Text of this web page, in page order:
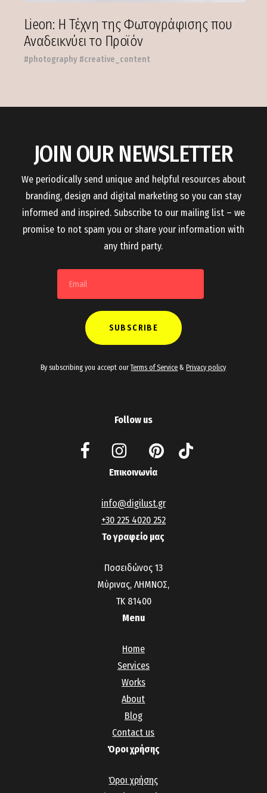
Lieon: Η Τέχνη της Φωτογράφισης που
Αναδεικνύει το Προϊόν
#photography #creative_content
JOIN OUR NEWSLETTER
We periodically send unique and helpful resources about
branding, design and digital marketing so you can stay
informed and inspired. Subscribe to our mailing list – we
promise to not spam you or share your information with
any third party.
By subscribing you accept ourTerms of Service & Privacy policy
Όροι χρήσης
Όροι χρήσης
Menu
Home
Services
Works
About
Blog
Contact us
Το γραφείο μας
Ποσειδώνος 13
Μύρινας, ΛΗΜΝΟΣ,
ΤΚ 81400
Επικοινωνία
info@digilust.gr
+30 225 4020 252
Follow us